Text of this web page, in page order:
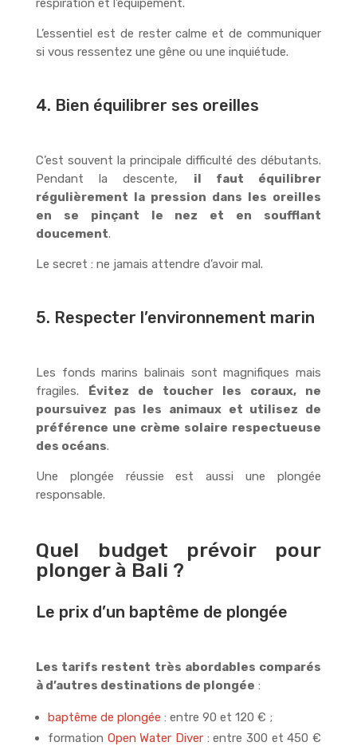
L’essentiel est de rester calme et de communiquer
si vous ressentez une gêne ou une inquiétude.
4. Bien équilibrer ses oreilles
C’est souvent la principale difficulté des débutants.
Pendant la descente, il faut équilibrer
régulièrement la pression dans les oreilles
en se pinçant le nez et en soufflant
doucement.
Le secret : ne jamais attendre d’avoir mal.
5. Respecter l’environnement marin
Les fonds marins balinais sont magnifiques mais
fragiles. Évitez de toucher les coraux, ne
poursuivez pas les animaux et utilisez de
préférence une crème solaire respectueuse
des océans.
Une plongée réussie est aussi une plongée
responsable.
Quel budget prévoir pour
plonger à Bali ?
Le prix d’un baptême de plongée
Les tarifs restent très abordables comparés
à d’autres destinations de plongée :
baptême de plongée : entre 90 et 120 € ;
formation Open Water Diver: entre 300 et 450 €